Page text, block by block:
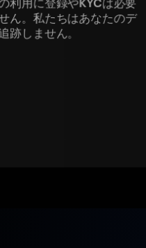
利用に登録やKYCは必要
ん。私たちはあなたのデ
跡しません。